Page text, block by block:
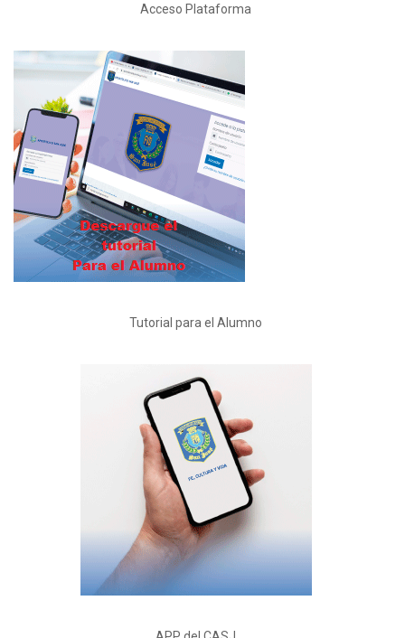
Tutorial para el Alumno
APP del CASJ